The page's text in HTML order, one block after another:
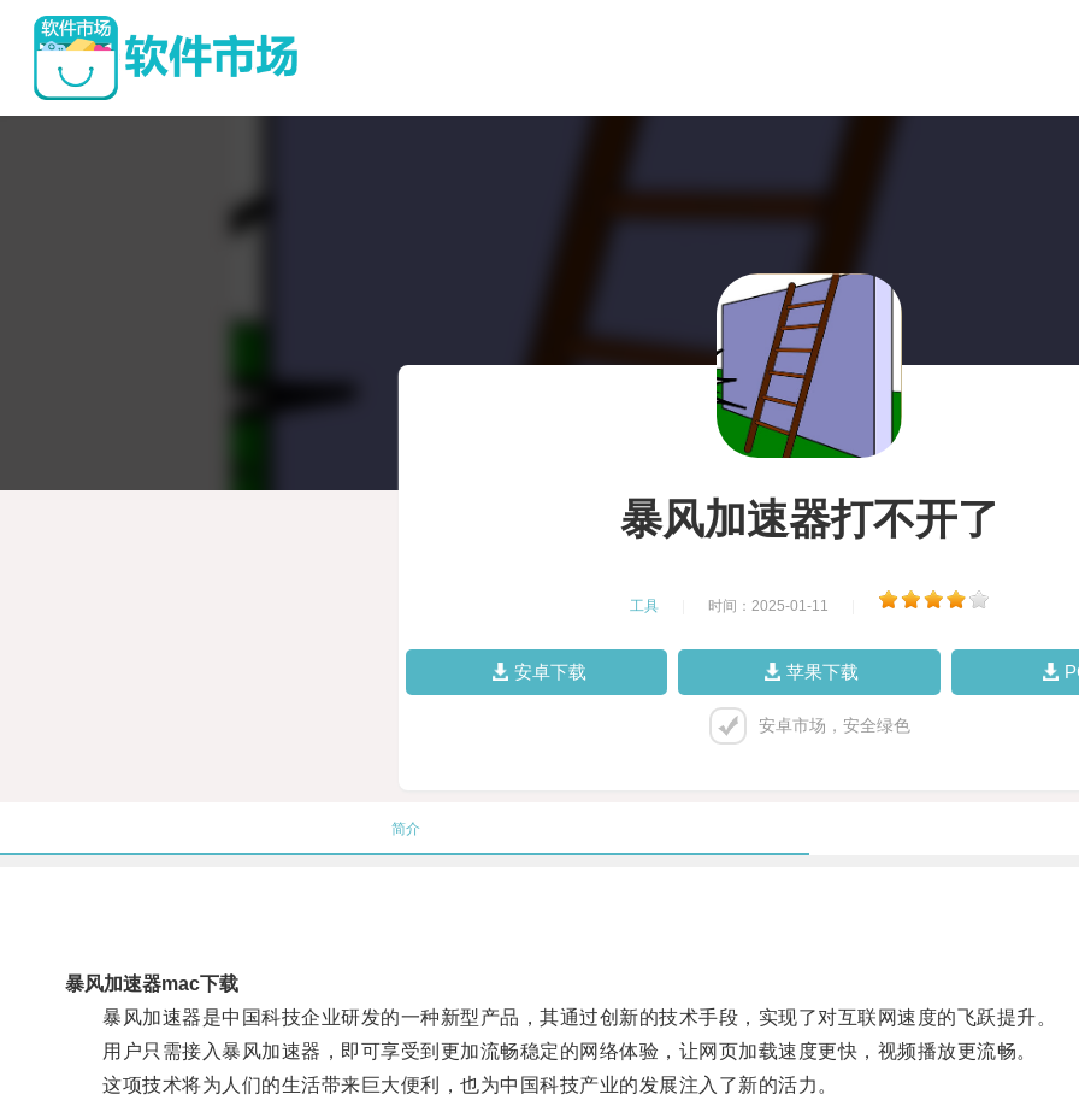
暴风加速器打不开了
工具 时间：2025-01-11
安卓下载 苹果下载
安卓市场，安全绿色
简介
暴风加速器mac下载
暴风加速器是中国科技企业研发的一种新型产品，其通过创新的技术手段，实现了对互联网速度的飞跃提升。
用户只需接入暴风加速器，即可享受到更加流畅稳定的网络体验，让网页加载速度更快，视频播放更流畅。
这项技术将为人们的生活带来巨大便利，也为中国科技产业的发展注入了新的活力。